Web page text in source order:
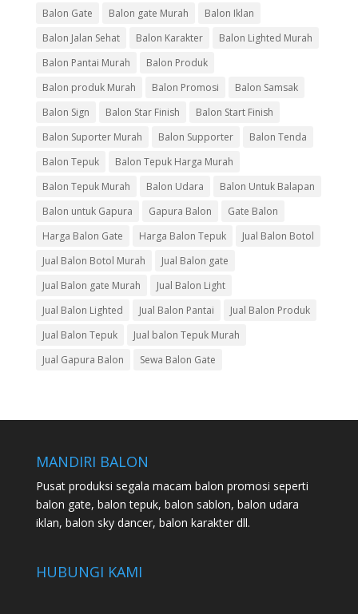
Balon Gate
Balon gate Murah
Balon Iklan
Balon Jalan Sehat
Balon Karakter
Balon Lighted Murah
Balon Pantai Murah
Balon Produk
Balon produk Murah
Balon Promosi
Balon Samsak
Balon Sign
Balon Star Finish
Balon Start Finish
Balon Suporter Murah
Balon Supporter
Balon Tenda
Balon Tepuk
Balon Tepuk Harga Murah
Balon Tepuk Murah
Balon Udara
Balon Untuk Balapan
Balon untuk Gapura
Gapura Balon
Gate Balon
Harga Balon Gate
Harga Balon Tepuk
Jual Balon Botol
Jual Balon Botol Murah
Jual Balon gate
Jual Balon gate Murah
Jual Balon Light
Jual Balon Lighted
Jual Balon Pantai
Jual Balon Produk
Jual Balon Tepuk
Jual balon Tepuk Murah
Jual Gapura Balon
Sewa Balon Gate
MANDIRI BALON
Pusat produksi segala macam balon promosi seperti
balon gate, balon tepuk, balon sablon, balon udara
iklan, balon sky dancer, balon karakter dll.
HUBUNGI KAMI